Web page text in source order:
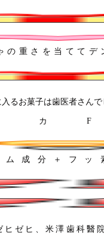
の重さを当ててデ
るお菓子は歯医者さんで
カF
ム成分＋フッ
ヒゼヒ、米澤歯科醫